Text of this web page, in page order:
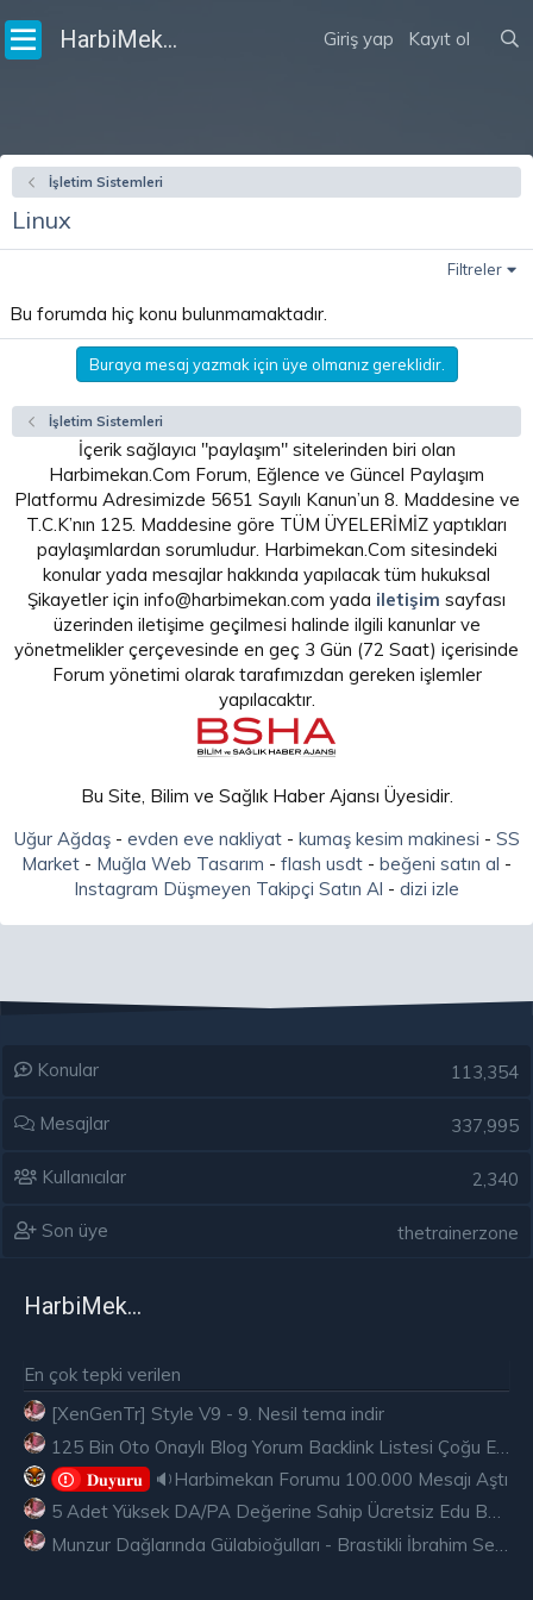
HarbiMekân Giriş yap Kayıt ol
İşletim Sistemleri
Linux
Filtreler
Bu forumda hiç konu bulunmamaktadır.
Buraya mesaj yazmak için üye olmanız gereklidir.
İşletim Sistemleri
İçerik sağlayıcı "paylaşım" sitelerinden biri olan
Harbimekan.Com Forum, Eğlence ve Güncel Paylaşım
Platformu Adresimizde 5651 Sayılı Kanun’un 8. Maddesine ve
T.C.K’nın 125. Maddesine göre TÜM ÜYELERİMİZ yaptıkları
paylaşımlardan sorumludur. Harbimekan.Com sitesindeki
konular yada mesajlar hakkında yapılacak tüm hukuksal
Şikayetler için info@harbimekan.com yada iletişim sayfası
üzerinden iletişime geçilmesi halinde ilgili kanunlar ve
yönetmelikler çerçevesinde en geç 3 Gün (72 Saat) içerisinde
Forum yönetimi olarak tarafımızdan gereken işlemler
yapılacaktır.
Bu Site, Bilim ve Sağlık Haber Ajansı Üyesidir.
Uğur Ağdaş- evden eve nakliyat- kumaş kesim makinesi - SS
Market - Muğla Web Tasarım - flash usdt - beğeni satın al -
Instagram Düşmeyen Takipçi Satın Al - dizi izle
Konular 113,354
Mesajlar 337,995
Kullanıcılar 2,340
Son üye thetrainerzone
HarbiMekân
En çok tepki verilen
[XenGenTr] Style V9 - 9. Nesil tema indir
𝐃𝐮𝐲𝐮𝐫𝐮
🔉Harbimekan Forumu 100.000 Mesajı Aştı
5 Adet Yüksek DA/PA Değerine Sahip Ücretsiz Edu Backlink